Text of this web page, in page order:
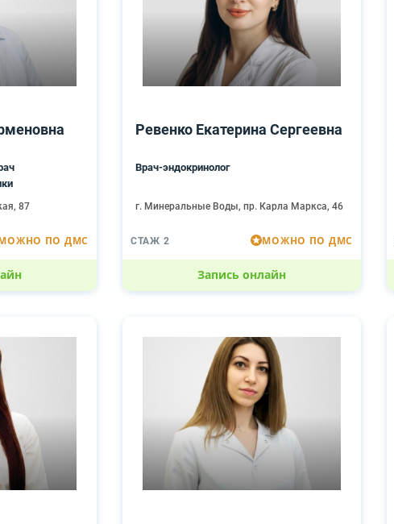
87
ПО ДМС
Ревенко Екатерина Сергеевна
Врач-эндокринолог
г. Минеральные Воды, пр. Карла Маркса, 46
СТАЖ 2 МОЖНО ПО ДМС
Запись онлайн